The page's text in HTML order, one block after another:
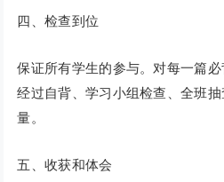
四、检查到位
保证所有学生的参与。对每一篇
经过自背、学习小组检查、全班
量。
五、收获和体会